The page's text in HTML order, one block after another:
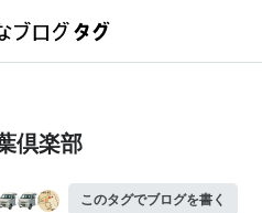
倶楽部
このタグでブログを書く